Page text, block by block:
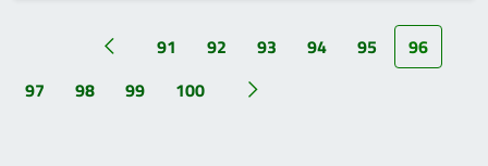
91 92 93 94 95
96
97
98 99 100